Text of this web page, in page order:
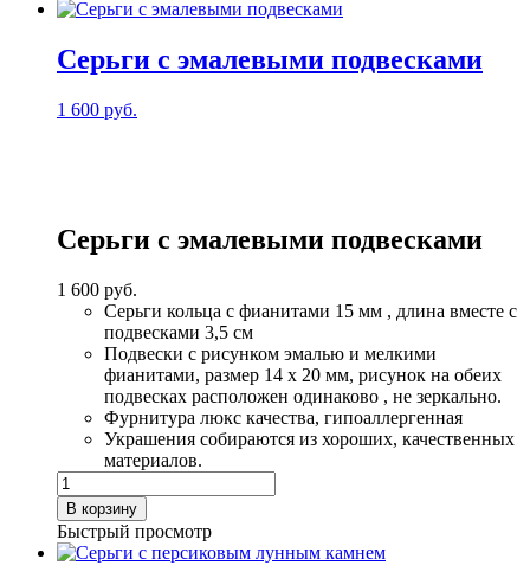
золотистым
Серьги с эмалевыми подвесками
1 600 руб.
Серьги с эмалевыми подвесками
1 600 руб.
Серьги кольца с фианитами 15 мм , длина вместе с
подвесками 3,5 см
Подвески с рисунком эмалью и мелкими
фианитами, размер 14 х 20 мм, рисунок на обеих
подвесках расположен одинаково , не зеркально.
Фурнитура люкс качества, гипоаллергенная
Украшения собираются из хороших, качественных
материалов.
Количество
товара
Серьги
с
эмалевыми
В корзину
Быстрый просмотр